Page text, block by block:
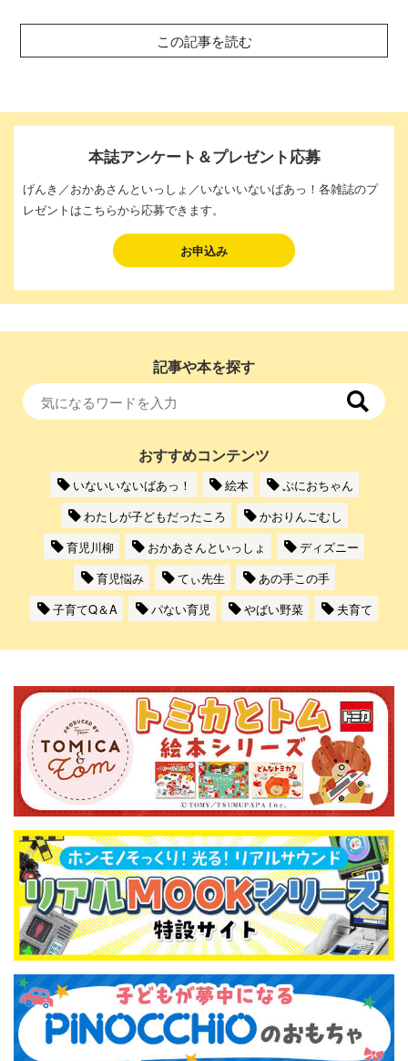
この記事を読む
本誌アンケート＆プレゼント応募
げんき／おかあさんといっしょ／いないいないばあっ！各雑誌のプ
レゼントはこちらから応募できます。
お申込み
記事や本を探す
おすすめコンテンツ
いないいないばあっ！ 絵本
ぷにおちゃん
わたしが子どもだったころ
かおりんごむし
育児川柳
おかあさんといっしょ
ディズニー
育児悩み
てぃ先生
あの手この手
子育てQ＆A
パない育児 やばい野菜 夫育て